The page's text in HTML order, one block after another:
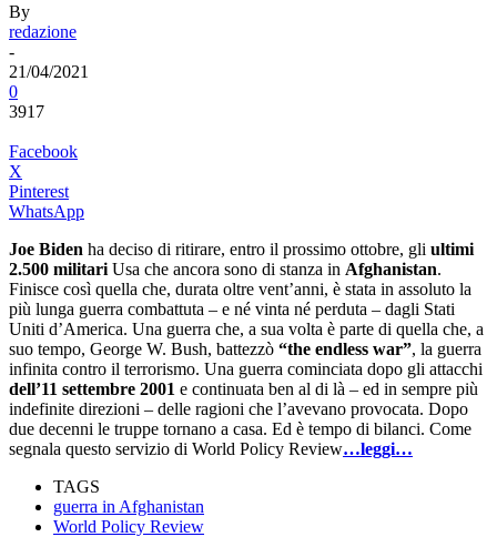
By
redazione
-
21/04/2021
0
3917
Facebook
X
Pinterest
WhatsApp
Joe Biden ha deciso di ritirare, entro il prossimo ottobre, gli ultimi
2.500 militari Usa che ancora sono di stanza in Afghanistan.
Finisce così quella che, durata oltre vent’anni, è stata in assoluto la
più lunga guerra combattuta – e né vinta né perduta – dagli Stati
Uniti d’America. Una guerra che, a sua volta è parte di quella che, a
suo tempo, George W. Bush, battezzò “the endless war”, la guerra
infinita contro il terrorismo. Una guerra cominciata dopo gli attacchi
dell’11 settembre 2001 e continuata ben al di là – ed in sempre più
indefinite direzioni – delle ragioni che l’avevano provocata. Dopo
due decenni le truppe tornano a casa. Ed è tempo di bilanci. Come
segnala questo servizio di World Policy Review…leggi…
TAGS
guerra in Afghanistan
World Policy Review